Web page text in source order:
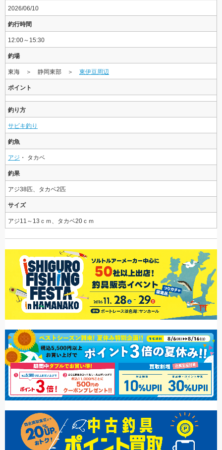
2026/06/10
釣行時間
12:00～15:30
釣場
東海 ＞ 静岡東部 ＞ 東伊豆周辺
ポイント
釣り方
サビキ釣り
釣魚
アジ ・ タカベ
釣果
アジ38匹、タカベ2匹
サイズ
アジ11～13ｃｍ、タカベ20ｃｍ